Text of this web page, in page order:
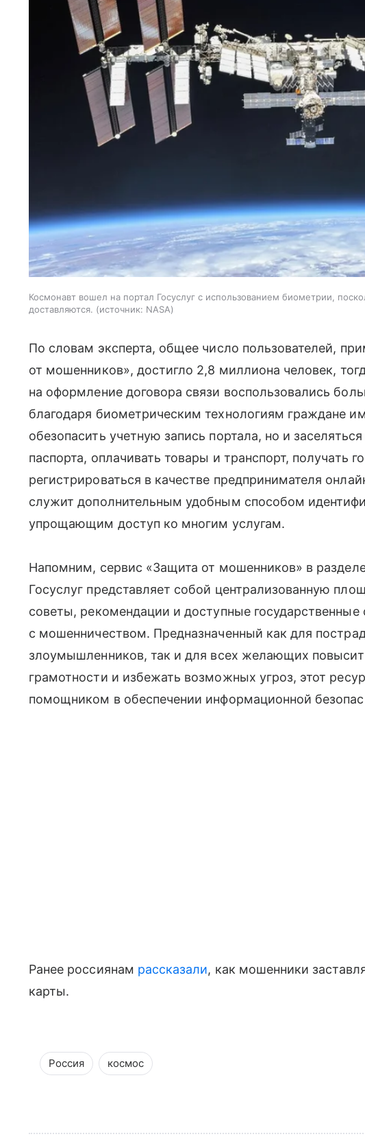
Космонавт вошел на портал Госуслуг с использованием биометрии,
доставляются.
источник: NASA
По словам эксперта, общее число пользователей,
от мошенников», достигло 2,8 миллиона человек,
на оформление договора связи воспользовались
благодаря биометрическим технологиям граждане
обезопасить учетную запись портала, но и
паспорта, оплачивать товары и транспорт, получать
регистрироваться в качестве предпринимателя
служит дополнительным удобным способом
упрощающим доступ ко многим услугам.
Напомним, сервис «Защита от мошенников» в
Госуслуг представляет собой централизованную
советы, рекомендации и доступные
с мошенничеством. Предназначенный как для
злоумышленников, так и для всех желающих
грамотности и избежать возможных угроз, этот
помощником в обеспечении информационной
Ранее россиянам рассказали, как мошенники
карты.
Россия космос